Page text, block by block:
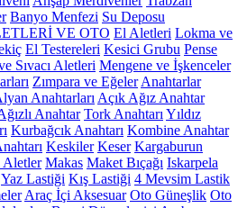
Banyo Menfezi Su Deposu
VE OTO El Aletleri Lokma ve
El Testereleri Kesici Grubu Pense
Sıvacı Aletleri Mengene ve İşkenceler
Zımpara ve Eğeler Anahtarlar
Anahtarları Açık Ağız Anahtar
Anahtar Tork Anahtarı Yıldız
Kurbağcık Anahtarı Kombine Anahtar
Keskiler Keser Kargaburun
Aletler Makas Maket Bıçağı Iskarpela
Yaz Lastiği Kış Lastiği 4 Mevsim Lastik
Araç İçi Aksesuar Oto Güneşlik Oto